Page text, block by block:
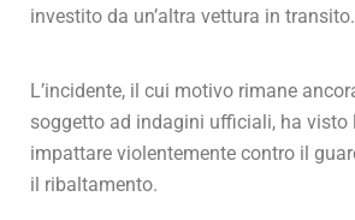
investito da un’altra vettura in transito.
L’incidente, il cui motivo rimane
soggetto ad indagini ufficiali, ha visto
impattare violentemente contro il
il ribaltamento.